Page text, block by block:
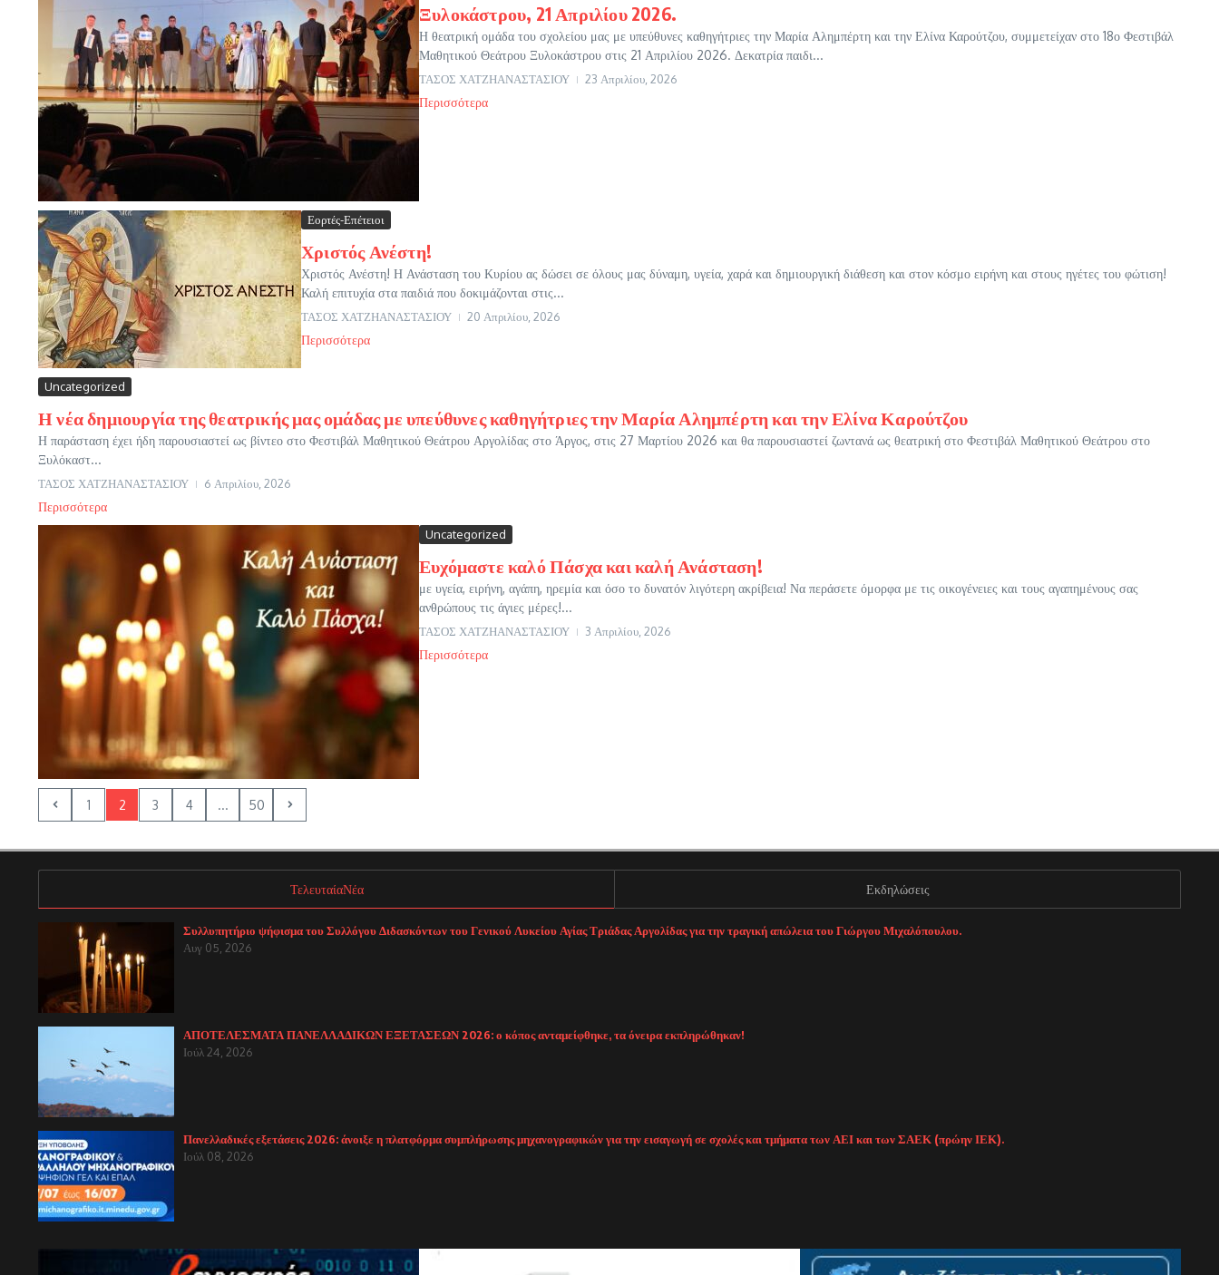
Ξυλοκάστρου, 21 Απριλίου 2026.
Η θεατρική ομάδα του σχολείου μας με υπεύθυνες καθηγήτριες την Μαρία Αλημπέρτη και την Ελίνα Καρούτζου, συμμετείχαν στο 18ο Φεστιβάλ
Μαθητικού Θεάτρου Ξυλοκάστρου στις 21 Απριλίου 2026. Δεκατρία παιδι...
ΤΑΣΟΣ ΧΑΤΖΗΑΝΑΣΤΑΣΙΟΥ 23 Απριλίου, 2026
Περισσότερα
Εορτές-Επέτειοι
Χριστός Ανέστη!
Χριστός Ανέστη! Η Ανάσταση του Κυρίου ας δώσει σε όλους μας δύναμη, υγεία, χαρά και δημιουργική διάθεση και στον κόσμο ειρήνη και στους ηγέτες του φώτιση!
Καλή επιτυχία στα παιδιά που δοκιμάζονται στις...
ΤΑΣΟΣ ΧΑΤΖΗΑΝΑΣΤΑΣΙΟΥ 20 Απριλίου, 2026
Περισσότερα
Uncategorized
Η νέα δημιουργία της θεατρικής μας ομάδας με υπεύθυνες καθηγήτριες την Μαρία Αλημπέρτη και την Ελίνα Καρούτζου
Η παράσταση έχει ήδη παρουσιαστεί ως βίντεο στο Φεστιβάλ Μαθητικού Θεάτρου Αργολίδας στο Άργος, στις 27 Μαρτίου 2026 και θα παρουσιαστεί ζωντανά ως θεατρική στο Φεστιβάλ Μαθητικού Θεάτρου στο
Ξυλόκαστ...
ΤΑΣΟΣ ΧΑΤΖΗΑΝΑΣΤΑΣΙΟΥ 6 Απριλίου, 2026
Περισσότερα
Uncategorized
Ευχόμαστε καλό Πάσχα και καλή Ανάσταση!
με υγεία, ειρήνη, αγάπη, ηρεμία και όσο το δυνατόν λιγότερη ακρίβεια! Να περάσετε όμορφα με τις οικογένειες και τους αγαπημένους σας
ανθρώπους τις άγιες μέρες!...
ΤΑΣΟΣ ΧΑΤΖΗΑΝΑΣΤΑΣΙΟΥ 3 Απριλίου, 2026
Περισσότερα
1 2 3 4 ... 50
ΤελευταίαΝέα Εκδηλώσεις
Συλλυπητήριο ψήφισμα του Συλλόγου Διδασκόντων του Γενικού Λυκείου Αγίας Τριάδας Αργολίδας για την τραγική απώλεια του Γιώργου Μιχαλόπουλου.
Αυγ 05, 2026
ΑΠΟΤΕΛΕΣΜΑΤΑ ΠΑΝΕΛΛΑΔΙΚΩΝ ΕΞΕΤΑΣΕΩΝ 2026: ο κόπος ανταμείφθηκε, τα όνειρα εκπληρώθηκαν!
Ιούλ 24, 2026
Πανελλαδικές εξετάσεις 2026: άνοιξε η πλατφόρμα συμπλήρωσης μηχανογραφικών για την εισαγωγή σε σχολές και τμήματα των ΑΕΙ και των ΣΑΕΚ (πρώην ΙΕΚ).
Ιούλ 08, 2026